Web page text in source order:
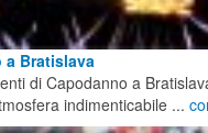
a Bratislava
di Capodanno a
indimenticabile ...